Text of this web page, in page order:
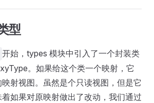
型
开始，types 模块中引入了一个封装类
。如果给这个类一个映射，它
射视图。虽然是个只读视图，但是它
如果对原映射做出了改动，我们通过